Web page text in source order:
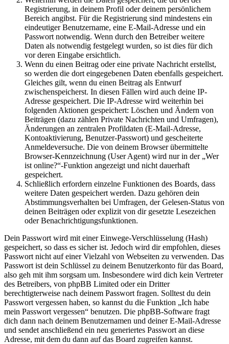
Registrierung, in deinem Profil oder deinem persönlichem
Bereich angibst. Für die Registrierung sind mindestens ein
eindeutiger Benutzername, eine E-Mail-Adresse und ein
Passwort notwendig. Wenn durch den Betreiber weitere
Daten als notwendig festgelegt wurden, so ist dies für dich
vor deren Eingabe ersichtlich.
Wenn du einen Beitrag oder eine private Nachricht erstellst,
so werden die dort eingegebenen Daten ebenfalls gespeichert.
Gleiches gilt, wenn du einen Beitrag als Entwurf
zwischenspeicherst. In diesen Fällen wird auch deine IP-
Adresse gespeichert. Die IP-Adresse wird weiterhin bei
folgenden Aktionen gespeichert: Löschen und Ändern von
Beiträgen (dazu zählen Private Nachrichten und Umfragen),
Änderungen an zentralen Profildaten (E-Mail-Adresse,
Kontoaktivierung, Benutzer-Passwort) und gescheiterte
Anmeldeversuche. Die von deinem Browser übermittelte
Browser-Kennzeichnung (User Agent) wird nur in der „Wer
ist online?“-Funktion angezeigt und nicht dauerhaft
gespeichert.
Schließlich erfordern einzelne Funktionen des Boards, dass
weitere Daten gespeichert werden. Dazu gehören dein
Abstimmungsverhalten bei Umfragen, der Gelesen-Status von
deinen Beiträgen oder explizit von dir gesetzte Lesezeichen
oder Benachrichtigungsfunktionen.
Dein Passwort wird mit einer Einwege-Verschlüsselung (Hash)
gespeichert, so dass es sicher ist. Jedoch wird dir empfohlen, dieses
Passwort nicht auf einer Vielzahl von Webseiten zu verwenden. Das
Passwort ist dein Schlüssel zu deinem Benutzerkonto für das Board,
also geh mit ihm sorgsam um. Insbesondere wird dich kein Vertreter
des Betreibers, von phpBB Limited oder ein Dritter
berechtigterweise nach deinem Passwort fragen. Solltest du dein
Passwort vergessen haben, so kannst du die Funktion „Ich habe
mein Passwort vergessen“ benutzen. Die phpBB-Software fragt
dich dann nach deinem Benutzernamen und deiner E-Mail-Adresse
und sendet anschließend ein neu generiertes Passwort an diese
Adresse, mit dem du dann auf das Board zugreifen kannst.